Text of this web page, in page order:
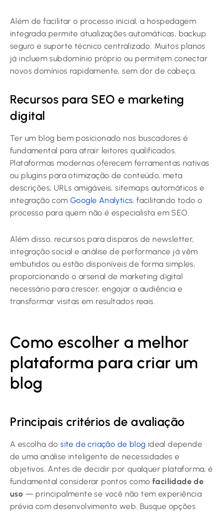
Além de facilitar o processo inicial, a hospedagem
integrada permite atualizações automáticas, backup
seguro e suporte técnico centralizado. Muitos planos
já incluem subdomínio próprio ou permitem conectar
novos domínios rapidamente, sem dor de cabeça.
Recursos para SEO e marketing
digital
Ter um blog bem posicionado nos buscadores é
fundamental para atrair leitores qualificados.
Plataformas modernas oferecem ferramentas nativas
ou plugins para otimização de conteúdo, meta
descrições, URLs amigáveis, sitemaps automáticos e
integração comGoogle Analytics, facilitando todo o
processo para quem não é especialista em SEO.
Além disso, recursos para disparos de newsletter,
integração social e análise de performance já vêm
embutidos ou estão disponíveis de forma simples,
proporcionando o arsenal de marketing digital
necessário para crescer, engajar a audiência e
transformar visitas em resultados reais.
Como escolher a melhor
plataforma para criar um
blog
Principais critérios de avaliação
A escolha dosite de criação de blog ideal depende
de uma análise inteligente de necessidades e
objetivos. Antes de decidir por qualquer plataforma, é
fundamental considerar pontos como facilidade de
uso — principalmente se você não tem experiência
prévia com desenvolvimento web. Busque opções